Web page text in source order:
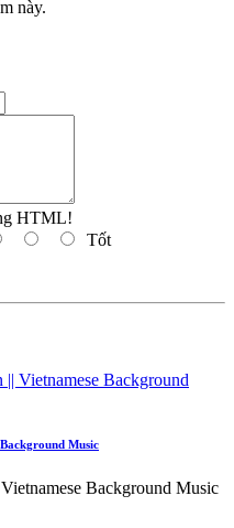
này.
HTML!
Tốt
Music
Background Music